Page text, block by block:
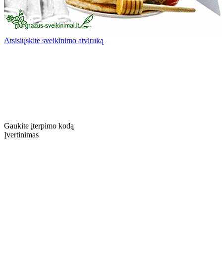
Atsisiųskite sveikinimo atviruką
Gaukite įterpimo kodą
Įvertinimas